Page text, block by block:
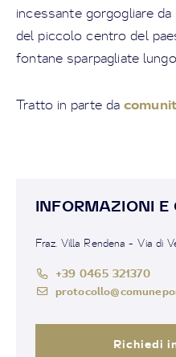
incessante gorgogliare
del piccolo centro del
fontane sparpagliate
Tratto in parte da
INFORMAZIONI E
Fraz. Villa Rendena - Via di
+39 0465 321370
Richiedi